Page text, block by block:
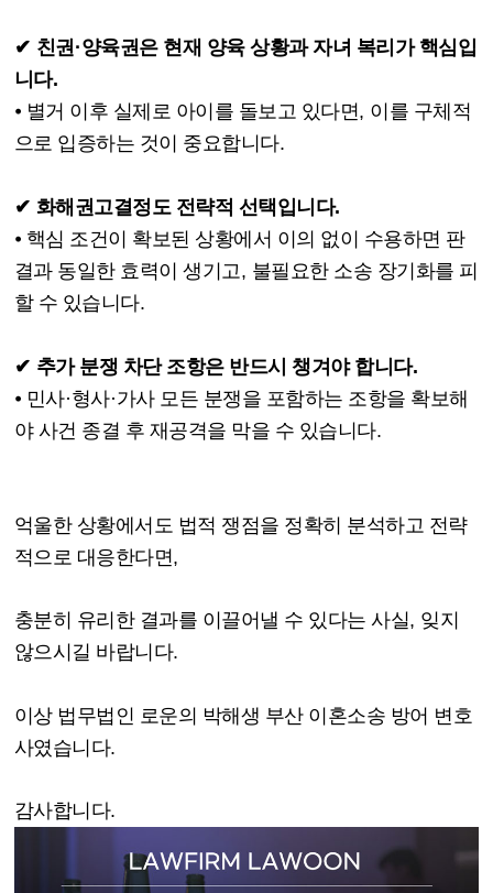
✔ 친권 ·양육권은 현재 양육 상황과 자녀 복리가 핵심입
니다.
⦁ 별거 이후 실제로 아이를 돌보고 있다면, 이를 구체적
으로 입증하는 것이 중요합니다.
✔ 화해권고결정도 전략적 선택입니다.
⦁ 핵심 조건이 확보된 상황에서 이의 없이 수용하면 판
결과 동일한 효력이 생기고 , 불필요한 소송 장기화를 피
할 수 있습니다.
✔ 추가 분쟁 차단 조항은 반드시 챙겨야 합니다.
⦁ 민사·형사·가사 모든 분쟁을 포함하는 조항을 확보해
야 사건 종결 후 재공격을 막을 수 있습니다.
억울한 상황에서도 법적 쟁점을 정확히 분석하고 전략
적으로 대응한다면,
충분히 유리한 결과를 이끌어낼 수 있다는 사실, 잊지
않으시길 바랍니다.
이상 법무법인 로운의 박해생 부산 이혼소송 방어 변호
사였습니다.
감사합니다.